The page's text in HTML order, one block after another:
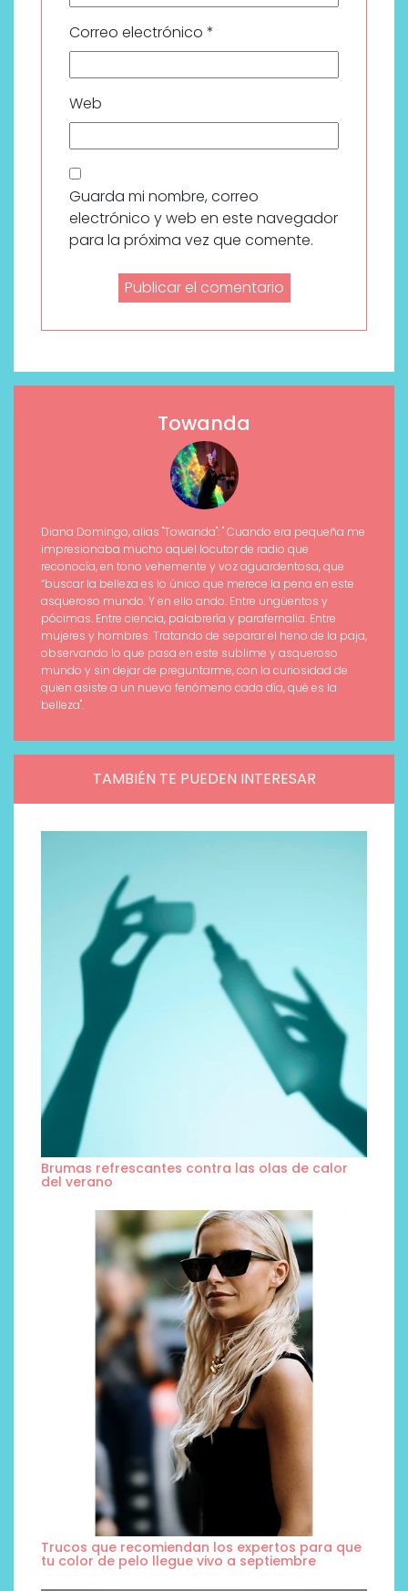
Correo electrónico *
Web
Guarda mi nombre, correo
electrónico y web en este navegador
para la próxima vez que comente.
Towanda
Diana Domingo, alias "Towanda": " Cuando era pequeña me
impresionaba mucho aquel locutor de radio que
reconocía, en tono vehemente y voz aguardentosa, que
“buscar la belleza es lo único que merece la pena en este
asqueroso mundo. Y en ello ando. Entre ungüentos y
pócimas. Entre ciencia, palabrería y parafernalia. Entre
mujeres y hombres. Tratando de separar el heno de la paja,
observando lo que pasa en este sublime y asqueroso
mundo y sin dejar de preguntarme, con la curiosidad de
quien asiste a un nuevo fenómeno cada día, qué es la
belleza".
TAMBIÉN TE PUEDEN INTERESAR
Brumas refrescantes contra las olas de calor
del verano
Trucos que recomiendan los expertos para que
tu color de pelo llegue vivo a septiembre